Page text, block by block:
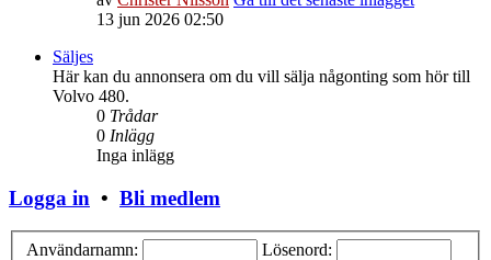
13 jun 2026 02:50
Säljes
Här kan du annonsera om du vill sälja någonting som hör till
Volvo 480.
0 Trådar
0 Inlägg
Inga inlägg
Logga in • Bli medlem
Användarnamn:
Lösenord: